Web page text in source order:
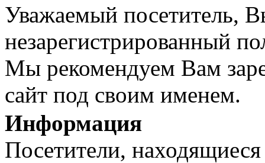
Уважаемый посетитель,
незарегистрированный
Мы рекомендуем Вам
сайт под своим именем.
Информация
Посетители,